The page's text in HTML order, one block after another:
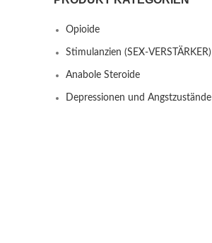
Opioide
Stimulanzien (SEX-VERSTÄRKER)
Anabole Steroide
Depressionen und Angstzustände